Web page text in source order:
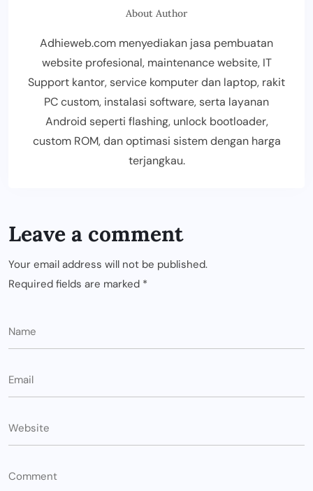
About Author
Adhieweb.com menyediakan jasa pembuatan
website profesional, maintenance website, IT
Support kantor, service komputer dan laptop, rakit
PC custom, instalasi software, serta layanan
Android seperti flashing, unlock bootloader,
custom ROM, dan optimasi sistem dengan harga
terjangkau.
Leave a comment
Your email address will not be published.
Required fields are marked *